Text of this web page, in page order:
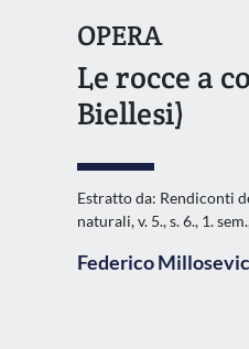
OPERA
Le rocce a
Biellesi)
Estratto da: Rendiconti
naturali, v. 5., s. 6., 1.
Federico